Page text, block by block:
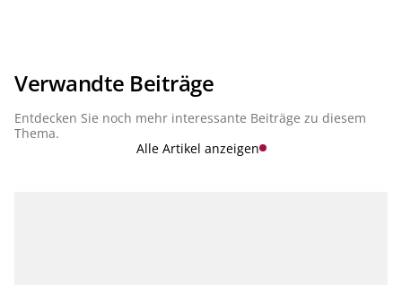
Verwandte Beiträge
Entdecken Sie noch mehr interessante Beiträge zu diesem
Thema.
Alle Artikel anzeigen